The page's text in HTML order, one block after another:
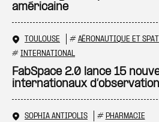
américaine
TOULOUSE # AÉRONAUTIQUE ET
# INTERNATIONAL
FabSpace 2.0 lance 15
internationaux
SOPHIA ANTIPOLIS # PHARMACIE